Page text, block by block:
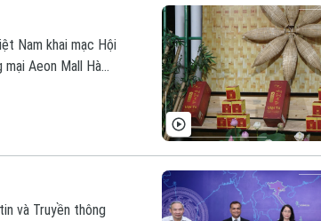
Nam khai mạc Hội
Aeon Mall Hà
và Truyền thông